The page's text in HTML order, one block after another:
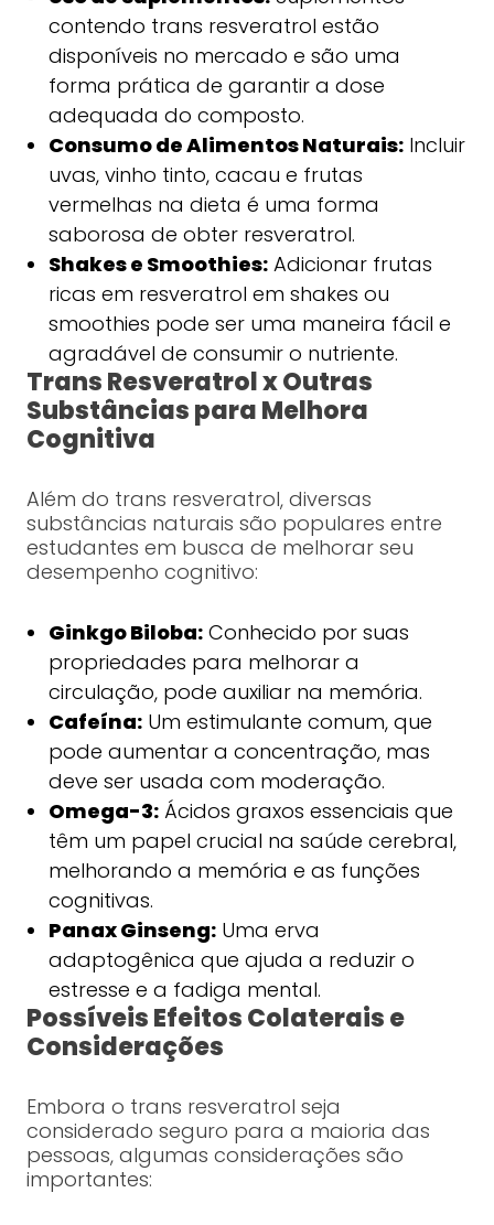
contendo trans resveratrol estão
disponíveis no mercado e são uma
forma prática de garantir a dose
adequada do composto.
Consumo de Alimentos Naturais:Incluir
uvas, vinho tinto, cacau e frutas
vermelhas na dieta é uma forma
saborosa de obter resveratrol.
Shakes e Smoothies:Adicionar frutas
ricas em resveratrol em shakes ou
smoothies pode ser uma maneira fácil e
agradável de consumir o nutriente.
Trans Resveratrol x Outras
Substâncias para Melhora
Cognitiva
Além do trans resveratrol, diversas
substâncias naturais são populares entre
estudantes em busca de melhorar seu
desempenho cognitivo:
Ginkgo Biloba:Conhecido por suas
propriedades para melhorar a
circulação, pode auxiliar na memória.
Cafeína:Um estimulante comum, que
pode aumentar a concentração, mas
deve ser usada com moderação.
Omega-3:Ácidos graxos essenciais que
têm um papel crucial na saúde cerebral,
melhorando a memória e as funções
cognitivas.
Panax Ginseng:Uma erva
adaptogênica que ajuda a reduzir o
estresse e a fadiga mental.
Possíveis Efeitos Colaterais e
Considerações
Embora o trans resveratrol seja
considerado seguro para a maioria das
pessoas, algumas considerações são
importantes: